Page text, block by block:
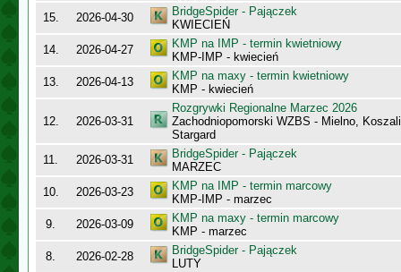
15.
2026-04-30
BridgeSpider - Pajączek
KWIECIEŃ
14.
2026-04-27
KMP na IMP - termin kwietniowy
KMP-IMP - kwiecień
13.
2026-04-13
KMP na maxy - termin kwietniowy
KMP - kwiecień
12. 2026-03-31
Rozgrywki Regionalne Marzec 2026
Zachodniopomorski WZBS - Mielno,
Stargard
11.
2026-03-31
BridgeSpider - Pajączek
MARZEC
10.
2026-03-23
KMP na IMP - termin marcowy
KMP-IMP - marzec
9.
2026-03-09
KMP na maxy - termin marcowy
KMP - marzec
8.
2026-02-28
BridgeSpider - Pajączek
LUTY